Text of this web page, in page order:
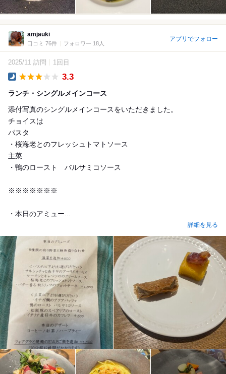
amjauki
口コミ 76件 フォロワー 18人
アプリでフォロー
2025/11 訪問 1回目
3.3
ランチ・シングルメインコース
添付写真のシングルメインコースをいただきました。
チョイスは
パスタ
・桜海老とのフレッシュトマトソース
主菜
・鴨のロースト バルサミコソース
※※※※※※※
・本日のアミュー...
詳細を見る